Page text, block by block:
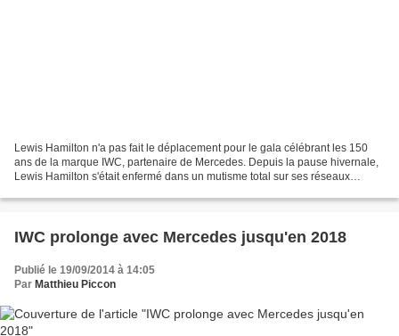
Lewis Hamilton n'a pas fait le déplacement pour le gala célébrant les 150
ans de la marque IWC, partenaire de Mercedes. Depuis la pause hivernale,
Lewis Hamilton s'était enfermé dans un mutisme total sur ses réseaux
IWC prolonge avec Mercedes jusqu'en 2018
Publié le 19/09/2014 à 14:05
Par Matthieu Piccon